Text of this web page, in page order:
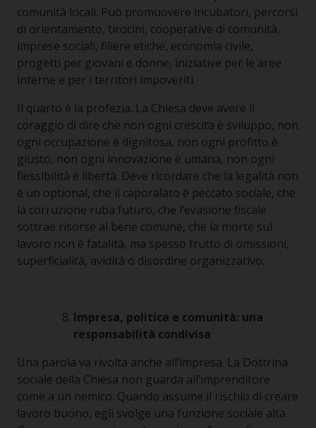
comunità locali. Può promuovere incubatori, percorsi
di orientamento, tirocini, cooperative di comunità,
imprese sociali, filiere etiche, economia civile,
progetti per giovani e donne, iniziative per le aree
interne e per i territori impoveriti.
Il quarto è la profezia. La Chiesa deve avere il
coraggio di dire che non ogni crescita è sviluppo, non
ogni occupazione è dignitosa, non ogni profitto è
giusto, non ogni innovazione è umana, non ogni
flessibilità è libertà. Deve ricordare che la legalità non
è un optional, che il caporalato è peccato sociale, che
la corruzione ruba futuro, che l’evasione fiscale
sottrae risorse al bene comune, che la morte sul
lavoro non è fatalità, ma spesso frutto di omissioni,
superficialità, avidità o disordine organizzativo.
Impresa, politica e comunità: una
responsabilità condivisa
Una parola va rivolta anche all’impresa. La Dottrina
sociale della Chiesa non guarda all’imprenditore
come a un nemico. Quando assume il rischio di creare
lavoro buono, egli svolge una funzione sociale alta.